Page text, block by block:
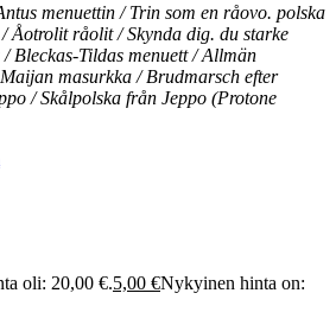
menuettin / Trin som en råovo. polska
Åotrolit råolit / Skynda dig. du starke
Bleckas-Tildas menuett / Allmän
masurkka / Brudmarsch efter
/ Skålpolska från Jeppo (Protone
oli: 20,00 €.5,00 €Nykyinen hinta on: